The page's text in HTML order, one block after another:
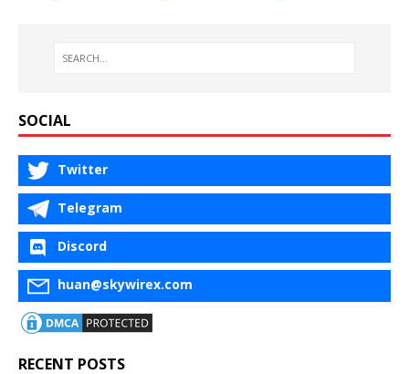
SOCIAL
Twitter
Telegram
Discord
huan@skywirex.com
RECENT POSTS